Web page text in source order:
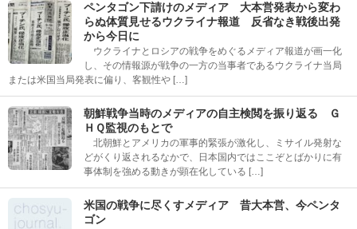
ペンタゴン下請けのメディア 大本営発表から変わ
らぬ体質見せるウクライナ報道 反省なき戦後出発
から今日に
ウクライナとロシアの戦争をめぐるメディア報道が画一化
し、その情報源が戦争の一方の当事者であるウクライナ当局
または米国当局発表に偏り、客観性や […]
朝鮮戦争当時のメディアの自主検閲を振り返る Ｇ
ＨＱ監視のもとで
北朝鮮とアメリカの軍事的緊張が激化し、ミサイル発射な
どがくり返されるなかで、日本国内ではここぞとばかりに有
事体制を強める動きが顕在化している […]
米国の戦争に尽くすメディア 昔大本営、今ペンタ
ゴン